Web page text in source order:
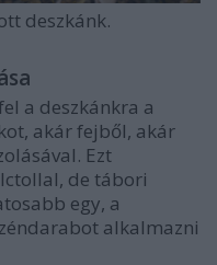
deszkánk.
a deszkánkra a
akár fejből, akár
Ezt
de tábori
egy, a
alkalmazni